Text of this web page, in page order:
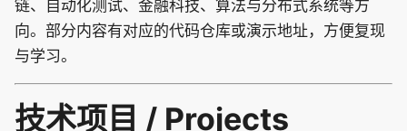
链、自动化测试、金融科技、算法与分布式系统等方
向。部分内容有对应的代码仓库或演示地址，方便复现
与学习。
技术项目 / Projects